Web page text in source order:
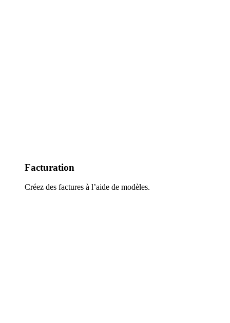
Facturation
Créez des factures à l’aide de modèles.